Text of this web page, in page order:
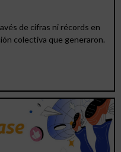
de cifras ni récords en
colectiva que generaron.